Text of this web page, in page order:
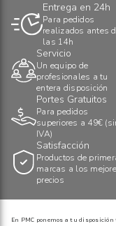
Entrega en 24h
Para pedidos
realizados antes
las 14h
Servicio
Un equipo de
profesionales a tu
entera disposición
Portes Gratuitos
Para pedidos
superiores a 49€
IVA)
Satisfacción
Productos de
marcas a los
precios
En PMC ponemos a tu